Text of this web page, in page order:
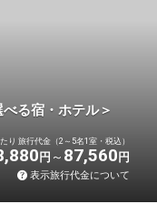
る宿・ホテル＞
り 旅行代金（2～5名1室・税込）
円 87,560 円
表示旅行代金について